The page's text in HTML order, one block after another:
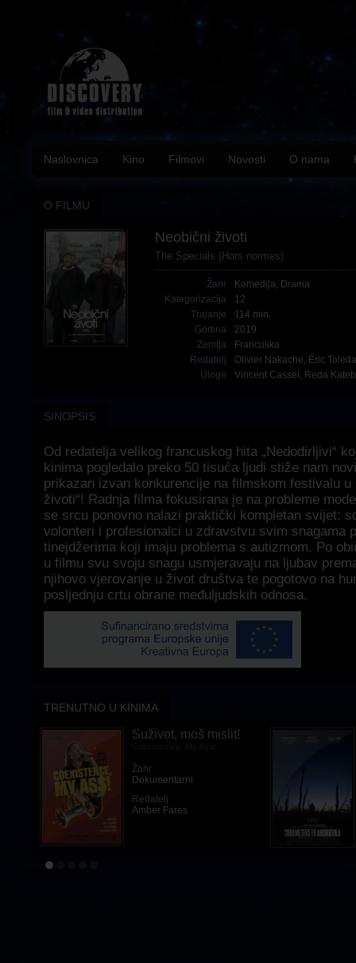
Naslovnica Kino Filmovi Novosti O nama
O FILMU
Neobični životi
The Specials (Hors normes)
Žanr Komedija, Drama
Kategorizacija
12
Trajanje
114 min.
Godina
2019
Zemlja
Francuska
Redatelj
Olivier Nakache, Éric
Uloge
Vincent Cassel , Reda Kateb
SINOPSIS
Od redatelja velikog francuskog hita „Nedodirljivi“
kinima pogledalo preko 50 tisuća ljudi stiže nam
prikazan izvan konkurencije na filmskom festivalu u
životi“! Radnja filma fokusirana je na probleme
se srcu ponovno nalazi praktički kompletan svijet:
volonteri i profesionalci u zdravstvu svim snagama
tinejdžerima koji imaju problema s autizmom. Po
u filmu svu svoju snagu usmjeravaju na ljubav
njihovo vjerovanje u život društva te pogotovo na
posljednju crtu obrane međuljudskih odnosa.
TRENUTNO U KINIMA
Suživot, moš mislit!
Žanr
Dokumentarni
Redatelj
Amber Fares